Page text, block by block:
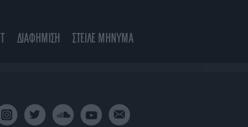
ΔΙΑΦΗΜΙΣΗ ΣΤΕΙΛΕ ΜΗΝΥΜΑ